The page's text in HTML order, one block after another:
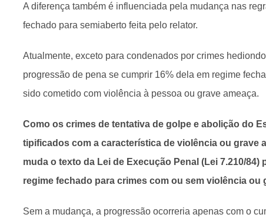
A diferença também é influenciada pela mudança nas
fechado para semiaberto feita pelo relator.
Atualmente, exceto para condenados por crimes
progressão de pena se cumprir 16% dela em regime
sido cometido com violência à pessoa ou grave ameaça.
Como os crimes de tentativa de golpe e abolição do
tipificados com a característica de violência ou grave
muda o texto da Lei de Execução Penal (Lei 7.210/84)
regime fechado para crimes com ou sem violência ou
Sem a mudança, a progressão ocorreria apenas com o